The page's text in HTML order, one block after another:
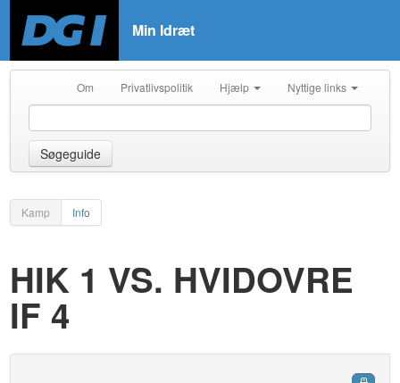
Min Idræt
Om Privatlivspolitik Hjælp Nyttige links
Søgeguide
Kamp Info
HIK 1 VS. HVIDOVRE
IF 4